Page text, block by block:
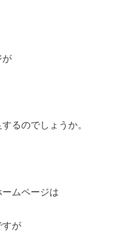
が
るのでしょうか。
ムページは
すが